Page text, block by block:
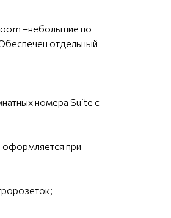
–небольшие по
отдельный
номера Suite с
оформляется при